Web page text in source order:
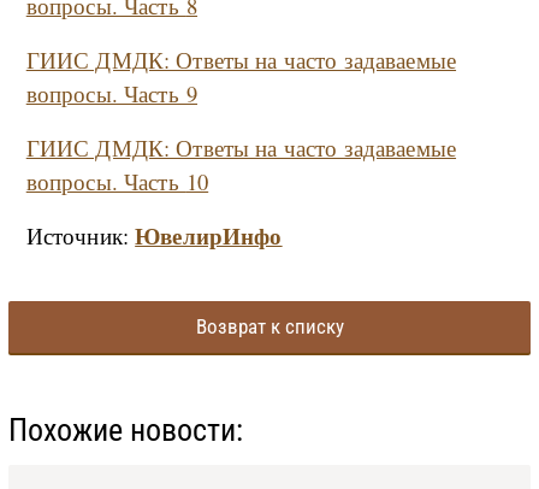
ГИИС ДМДК: Ответы на часто задаваемые
вопросы. Часть 9
ГИИС ДМДК: Ответы на часто задаваемые
вопросы. Часть 10
Источник:ЮвелирИнфо
Возврат к списку
Похожие новости: